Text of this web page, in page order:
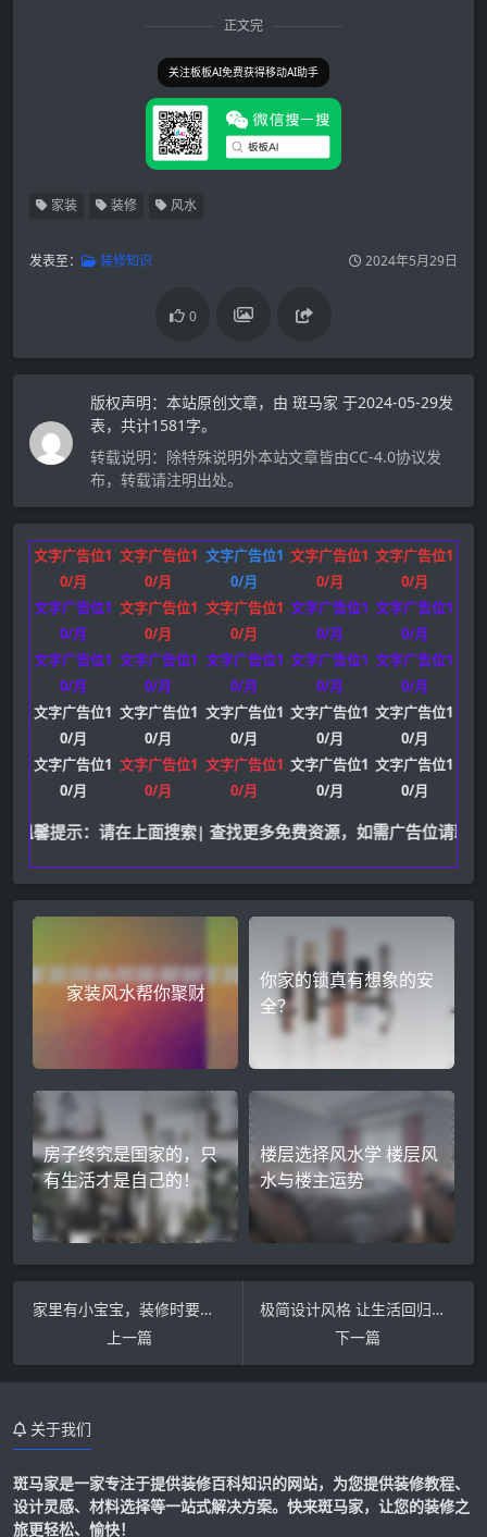
正文完
关注板板AI免费获得移动AI助手
家装 装修 风水
发表至： 装修知识 2024年5月29日
0
版权声明： 本站原创文章，由 斑马家 于2024-05-29发
表，共计1581字。
转载说明： 除特殊说明外本站文章皆由CC-4.0协议发
布，转载请注明出处。
文字广告位1
0/月
文字广告位1
0/月
文字广告位1
0/月
文字广告位1
0/月
文字广告位1
0/月
文字广告位1
0/月
文字广告位1
0/月
文字广告位1
0/月
文字广告位1
0/月
文字广告位1
0/月
文字广告位1
0/月
文字广告位1
0/月
文字广告位1
0/月
文字广告位1
0/月
文字广告位1
0/月
文字广告位1
0/月
文字广告位1
0/月
文字广告位1
0/月
文字广告位1
0/月
文字广告位1
0/月
文字广告位1
0/月
文字广告位1
0/月
文字广告位1
0/月
文字广告位1
0/月
文字广告位1
0/月
温馨提示：请在上面搜索| 查找更多免费资源，如需广告位请联
家装风水帮你聚财
你家的锁真有想象的安
全？
房子终究是国家的，只
有生活才是自己的！
楼层选择风水学 楼层风
水与楼主运势
家里有小宝宝，装修时要注意这几点
上一篇
极简设计风格 让生活回归到简单与本真的生活态
下一篇
关于我们
斑马家是一家专注于提供装修百科知识的网站，为您提供装修教程、
设计灵感、材料选择等一站式解决方案。快来斑马家，让您的装修之
旅更轻松、愉快！